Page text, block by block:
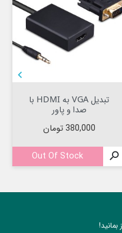

تبدیل VGA به HDMI با
صدا و پاور
قیمت
380,000 تومان

Out Of Stock